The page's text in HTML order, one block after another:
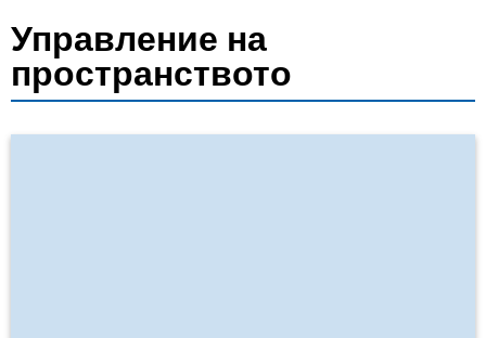
Управление на
пространството